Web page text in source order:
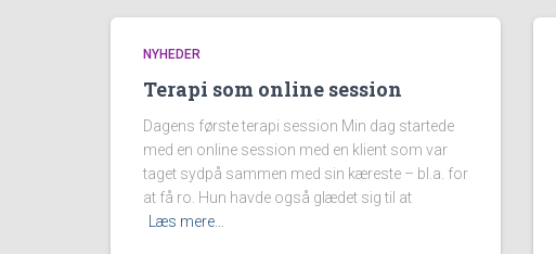
NYHEDER
Terapi som online session
Dagens første terapi session Min dag startede
med en online session med en klient som var
taget sydpå sammen med sin kæreste – bl.a. for
at få ro. Hun havde også glædet sig til at
Læs mere…